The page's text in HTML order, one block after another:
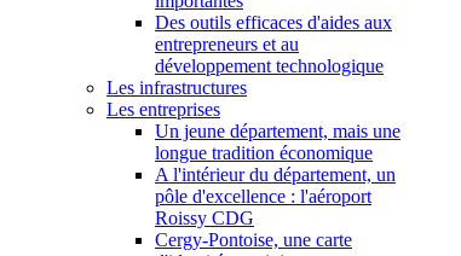
Des outils efficaces d'aides aux
entrepreneurs et au
développement technologique
Les infrastructures
Les entreprises
Un jeune département, mais une
longue tradition économique
A l'intérieur du département, un
pôle d'excellence : l'aéroport
Roissy CDG
Cergy-Pontoise, une carte